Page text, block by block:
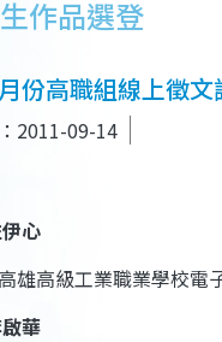
作品選登
份高職組線上徵
2011-09-14
心
雄高級工業職業學校電
華